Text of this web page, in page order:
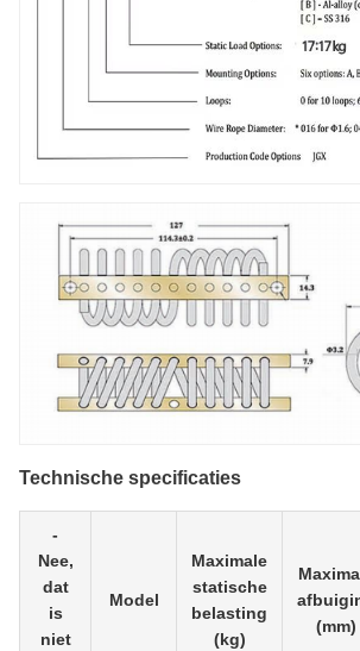
Technische specificaties
-
Nee,
dat
is
niet
Model
Maximale
statische
belasting
(kg)
(mm)